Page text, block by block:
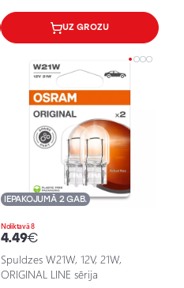
UZ GROZU
Noliktavā 8
IEPAKOJUMĀ 2 GAB.
4.49€
Spuldzes W21W, 12V, 21W,
ORIGINAL LINE sērija